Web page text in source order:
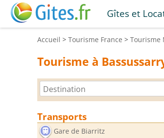
Gîtes et
Accueil > Tourisme France > Tourisme
Tourisme à
Transports
Gare de Biarritz